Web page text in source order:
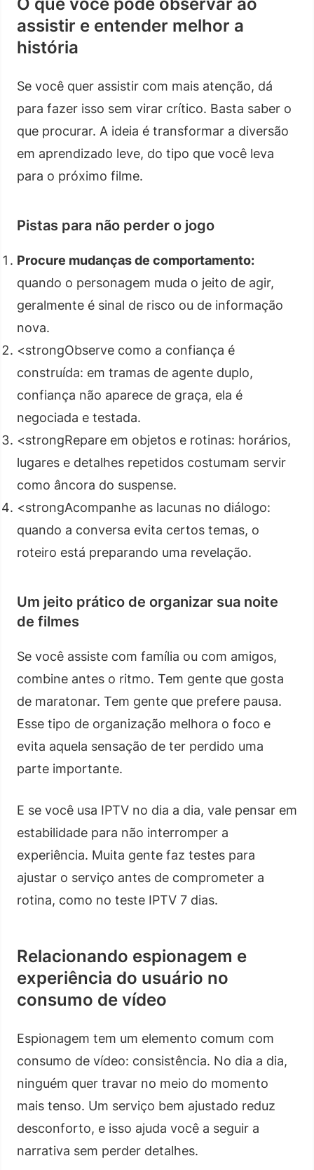
assistir e entender melhor a
história
Se você quer assistir com mais atenção, dá
para fazer isso sem virar crítico. Basta saber o
que procurar. A ideia é transformar a diversão
em aprendizado leve, do tipo que você leva
para o próximo filme.
Pistas para não perder o jogo
Procure mudanças de comportamento:
quando o personagem muda o jeito de agir,
geralmente é sinal de risco ou de informação
nova.
<strongObserve como a confiança é
construída: em tramas de agente duplo,
confiança não aparece de graça, ela é
negociada e testada.
<strongRepare em objetos e rotinas: horários,
lugares e detalhes repetidos costumam servir
como âncora do suspense.
<strongAcompanhe as lacunas no diálogo:
quando a conversa evita certos temas, o
roteiro está preparando uma revelação.
Um jeito prático de organizar sua noite
de filmes
Se você assiste com família ou com amigos,
combine antes o ritmo. Tem gente que gosta
de maratonar. Tem gente que prefere pausa.
Esse tipo de organização melhora o foco e
evita aquela sensação de ter perdido uma
parte importante.
E se você usa IPTV no dia a dia, vale pensar em
estabilidade para não interromper a
experiência. Muita gente faz testes para
ajustar o serviço antes de comprometer a
rotina, como no teste IPTV 7 dias.
Relacionando espionagem e
experiência do usuário no
consumo de vídeo
Espionagem tem um elemento comum com
consumo de vídeo: consistência. No dia a dia,
ninguém quer travar no meio do momento
mais tenso. Um serviço bem ajustado reduz
desconforto, e isso ajuda você a seguir a
narrativa sem perder detalhes.